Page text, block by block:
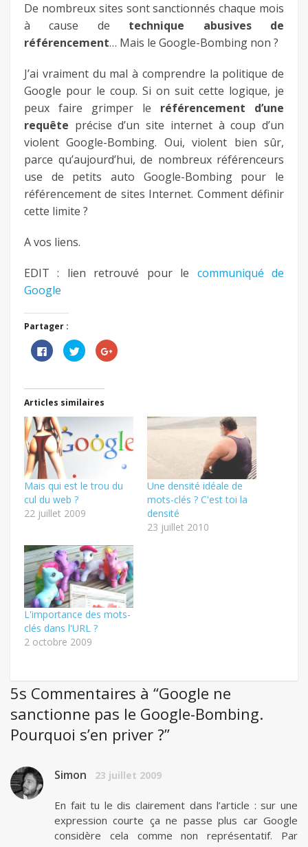
De nombreux sites sont sanctionnés chaque mois
à cause de technique abusives de
référencement… Mais le Google-Bombing non ?
J’ai vraiment du mal à comprendre la politique de
Google pour le coup. Si on suit cette logique, je
peux faire grimper le référencement d’une
requête précise d’un site internet à coup d’un
violent Google-Bombing. Oui, violent bien sûr,
parce qu’aujourd’hui, de nombreux référenceurs
use de petits auto Google-Bombing pour le
référencement de sites Internet. Comment définir
cette limite ?
A vos liens.
EDIT : lien retrouvé pour le communiqué de
Google
Partager :
Cliquez
pour
partager
dans
nouvelle
fenêtre)
Cliquez
pour
partager
dans
une
nouvelle
fenêtre)
Cliquez
pour
nouvelle
Articles similaires
Mais qui est le trou du
cul du web ?
22 juillet 2009
Une densité idéale de
mots-clés ? C'est toi la
densité
23 juillet 2010
L'importance des mots-
clés dans l'URL ?
2 octobre 2009
5s Commentaires à “Google ne
sanctionne pas le Google-Bombing.
Pourquoi s’en priver ?”
Simon 23 juillet 2009
En fait tu le dis clairement dans l’article : sur une
expression courte ça ne passe plus car Google
considère cela comme non représentatif. Par